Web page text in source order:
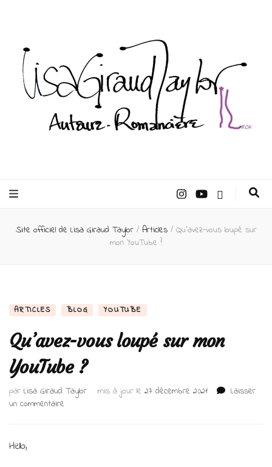
Taylor –
Auteur
Site officiel de Lisa Giraud Taylor / Articles / Qu’avez-vous loupé sur
mon YouTube ?
ARTICLES BLOG YOUTUBE
Qu’avez-vous loupé sur mon
YouTube ?
par Lisa Giraud Taylor mis à jour le 27 décembre 2021
Laisser
un commentaire
Hello,